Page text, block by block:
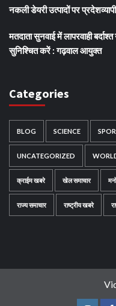
नकली डेयरी उत्पादों पर
मतदाता सुनवाई में लापरवाही
सुनिश्चित करें : गढ़वाल आयुक्त
Categories
BLOG SCIENCE
UNCATEGORIZED
क्राईम खबरे खेल समाचार
राज्य समाचार राष्ट्रीय खबरे